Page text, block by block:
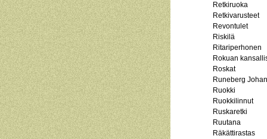
Retkiruoka
Retkivarusteet
Revontulet
Riskilä
Ritariperhonen
Rokuan
Roskat
Runeberg
Ruokki
Ruokkilinnut
Ruskaretki
Ruutana
Räkättirastas